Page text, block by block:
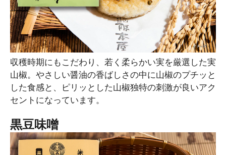
収穫時期にもこだわり、若く柔らかい実を厳選した実
山椒。やさしい醤油の香ばしさの中に山椒のプチッと
した食感と、ピリッとした山椒独特の刺激が良いアク
セントになっています。
黒豆味噌